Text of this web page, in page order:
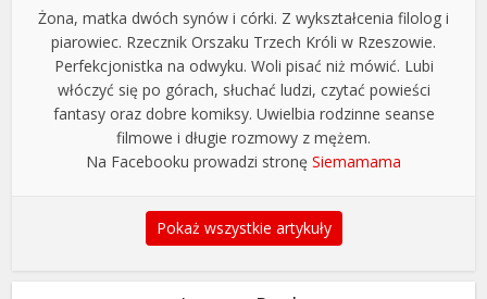
Żona, matka dwóch synów i córki. Z wykształcenia filolog i
piarowiec. Rzecznik Orszaku Trzech Króli w Rzeszowie.
Perfekcjonistka na odwyku. Woli pisać niż mówić. Lubi
włóczyć się po górach, słuchać ludzi, czytać powieści
fantasy oraz dobre komiksy. Uwielbia rodzinne seanse
filmowe i długie rozmowy z mężem.
Na Facebooku prowadzi stronę Siemamama
Pokaż wszystkie artykuły